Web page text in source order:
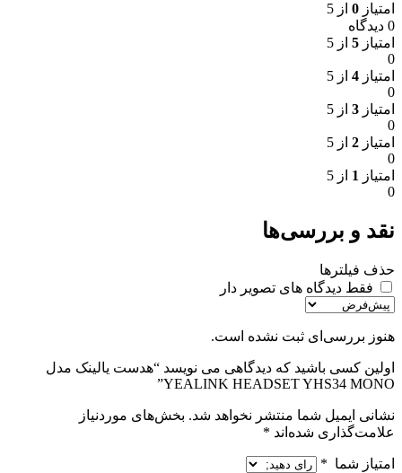
امتیاز 0 از 5
0 دیدگاه
امتیاز 5 از 5
0
امتیاز 4 از 5
0
امتیاز 3 از 5
0
امتیاز 2 از 5
0
امتیاز 1 از 5
0
نقد و بررسی‌ها
حذف فیلترها
فقط دیدگاه های تصویر دار
هنوز بررسی‌ای ثبت نشده است.
اولین کسی باشید که دیدگاهی می نویسد “هدست یالینک مدل
YEALINK HEADSET YHS34 MONO”
نشانی ایمیل شما منتشر نخواهد شد. بخش‌های موردنیاز
علامت‌گذاری شده‌اند *
امتیاز شما *